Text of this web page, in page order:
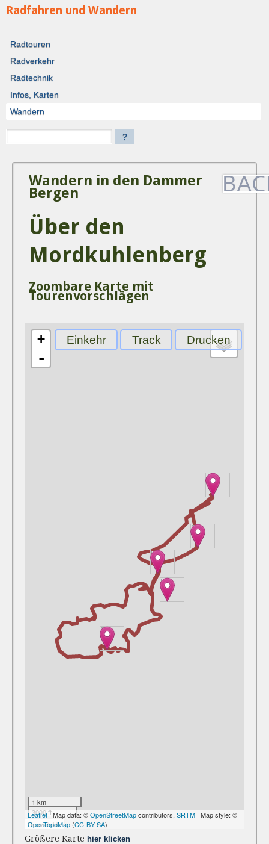
Radfahren und Wandern
Radtouren
Radverkehr
Radtechnik
Infos, Karten
Wandern
?
Wandern in den Dammer
Bergen
Über den
Mordkuhlenberg
Zoombare Karte mit
Tourenvorschlägen
Größere Karte hier klicken